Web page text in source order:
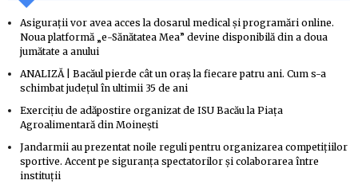
Asigurații vor avea acces la dosarul medical și programări online.
Noua platformă „e-Sănătatea Mea” devine disponibilă din a doua
jumătate a anului
ANALIZĂ | Bacăul pierde cât un oraș la fiecare patru ani. Cum s-a
schimbat județul în ultimii 35 de ani
Exercițiu de adăpostire organizat de ISU Bacău la Piața
Agroalimentară din Moinești
Jandarmii au prezentat noile reguli pentru organizarea competițiilor
sportive. Accent pe siguranța spectatorilor și colaborarea între
instituții